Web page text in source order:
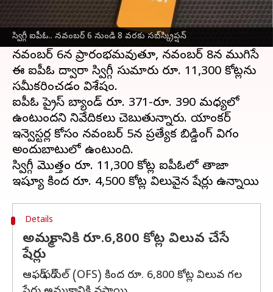
స్విగ్గీ ఐపీఓ.. నవంబర్ 6 నుండి 8 వరకు సబ్‌స్క్రిప్షన్
భారత స్టాక్ మార్కెట్‌లోకి రాబోయే సరికొత్త ఐపీఓలో
స్విగ్గీఐపీఓ అనేక ఆసక్తికర అంశాలను
అందుబాటులోకి తీసుకొస్తుంది.
నవంబర్ 6న ప్రారంభమవుతూ, నవంబర్ 8న ముగిసే
ఈ ఐపీఓ ద్వారా స్విగ్గీ సుమారు రూ. 11,300 కోట్లను
సమీకరించడం విశేషం.
ఐపీఓ ప్రైస్ బ్యాండ్ రూ. 371-రూ. 390 మధ్యలో
ఉంటుందని నివేదికలు చెబుతున్నారు. యాంకర్
ఇన్వెస్టర్ల కోసం నవంబర్ 5న ప్రత్యేక బిడ్డింగ్ విభాగం
అందుబాటులో ఉంటుంది.
స్విగ్గీ మొత్తం రూ. 11,300 కోట్ల ఐపీఓలో తాజా
Details
అమ్మకానికి రూ.6,800 కోట్ల విలువ చేసే
షేర్లు
ఆఫర్ ఫర్ సేల్ (OFS) కింద రూ. 6,800 కోట్ల విలువ గల